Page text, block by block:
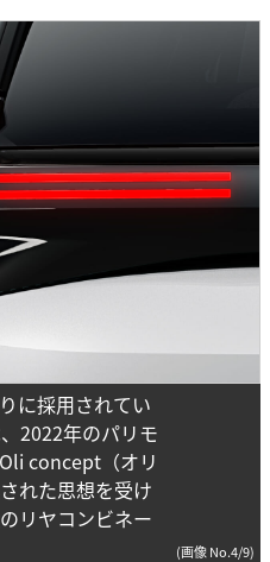
に採用されてい
2022年のパリモ
concept（オリ
れた思想を受け
リヤコンビネー
(画像 No.4/9)